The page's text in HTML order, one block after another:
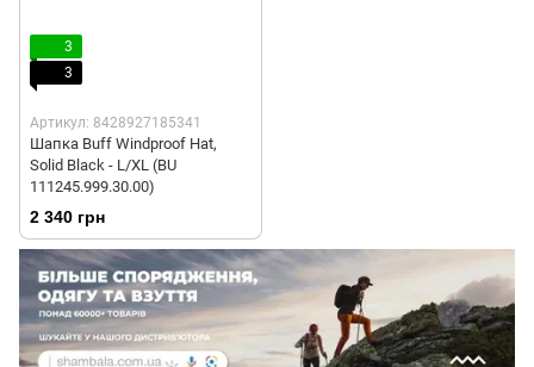
3
3
Артикул: 8428927185341
Шапка Buff Windproof Hat,
Solid Black - L/XL (BU
111245.999.30.00)
2 340 грн